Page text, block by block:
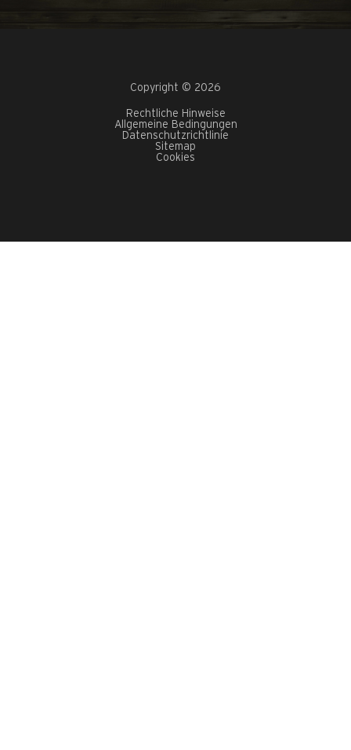
Copyright © 2026
Rechtliche Hinweise
Allgemeine Bedingungen
Datenschutzrichtlinie
Sitemap
Cookies